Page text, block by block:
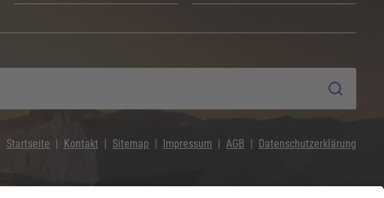
Startseite Kontakt Sitemap Impressum AGB Datenschutzerklärung